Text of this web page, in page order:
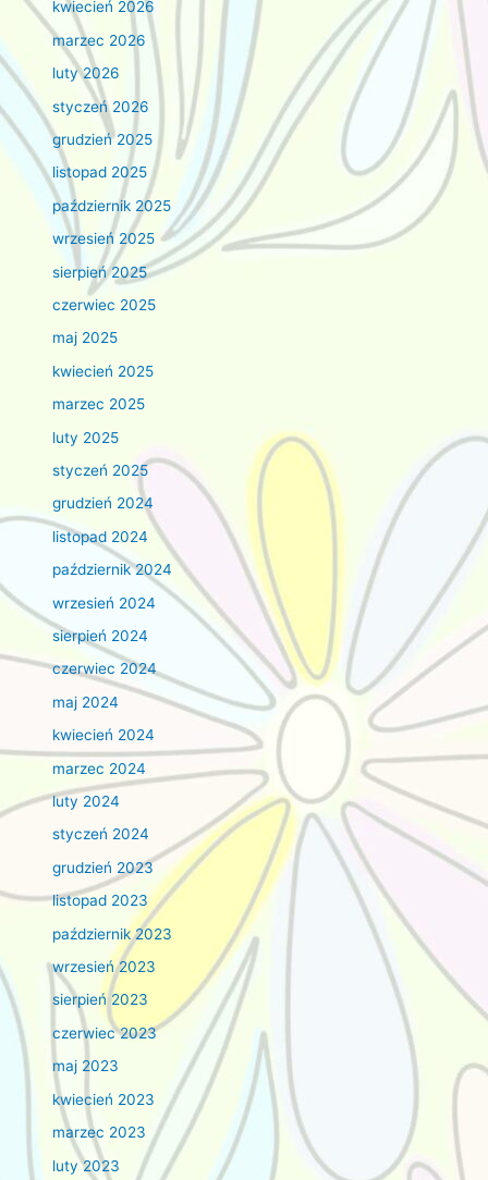
kwiecień 2026
marzec 2026
luty 2026
styczeń 2026
grudzień 2025
listopad 2025
październik 2025
wrzesień 2025
sierpień 2025
czerwiec 2025
maj 2025
kwiecień 2025
marzec 2025
luty 2025
styczeń 2025
grudzień 2024
listopad 2024
październik 2024
wrzesień 2024
sierpień 2024
czerwiec 2024
maj 2024
kwiecień 2024
marzec 2024
luty 2024
styczeń 2024
grudzień 2023
listopad 2023
październik 2023
wrzesień 2023
sierpień 2023
czerwiec 2023
maj 2023
kwiecień 2023
marzec 2023
luty 2023